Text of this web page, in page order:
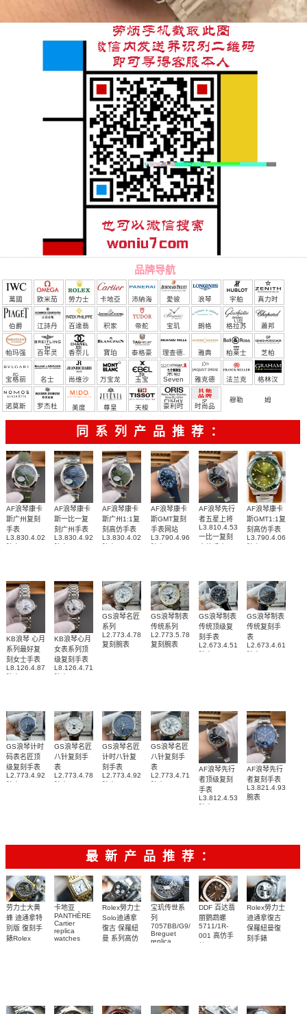
品牌导航
萬國 欧米茄 勞力士 卡地亞 沛納海 愛彼 浪琴 宇舶
（恒
宝）
真力时
伯爵 江詩丹
頓
百達翡
麗
积家 帝舵 宝玑 朗格 格拉苏
蒂
蕭邦
帕玛强
尼
百年灵 香奈儿 寶珀 泰格豪
雅
理查德.
米勒
雅典 柏莱士 芝柏
宝格丽 名士 尚维沙 万宝龙 玉宝 Seven
Friday
雅克德
罗
法兰克
穆勒
格林汉
姆
诺莫斯
罗杰杜 美度 尊皇 天梭 豪利时 时尚品
牌/原单
同系列产品推荐：
AF浪琴康卡
斯广州复刻
手表
L3.830.4.02.9
AF浪琴康卡
斯一比一复
刻广州手表
L3.830.4.92.6
AF浪琴康卡
斯广州1:1复
刻高仿手表
L3.830.4.02.6
AF浪琴康卡
斯GMT复刻
手表网站
L3.790.4.96.9
AF浪琴先行
者五星上将
L3.810.4.53.0
一比一复刻
AF浪琴康卡
斯GMT1:1复
刻高仿手表
L3.790.4.06.6
KB浪琴 心月
系列最好复
刻女士手表
L8.126.4.87.6
KB浪琴心月
女表系列顶
级复刻手表
L8.126.4.71.6
GS浪琴名匠
系列
L2.773.4.78.6
复刻腕表
GS浪琴制表
传统系列
L2.773.5.78.7
复刻腕表
GS浪琴制表
传统顶级复
刻手表
L2.673.4.51.7
GS浪琴制表
传统复刻手
表
L2.673.4.61.2
GS浪琴计时
码表名匠顶
级复刻手表
L2.773.4.92.6
GS浪琴名匠
八针复刻手
表
L2.773.4.78.3
GS浪琴名匠
计时八针复
刻手表
L2.773.4.92.0
GS浪琴名匠
八针复刻手
表
L2.773.4.71.2
AF浪琴先行
者顶级复刻
手表
L3.812.4.53.2
AF浪琴先行
者复刻手表
L3.821.4.93.6
腕表
最新产品推荐：
劳力士大黄
蜂 迪通拿特
别版 復刻手
錶Rolex
卡地亚
PANTHÈRE
Cartier
replica
watches
Rolex勞力士
Solo迪通拿
復古 保羅紐
曼 系列高仿
宝玑传世系
列
7057BB/G9/9W6
Breguet
replica
DDF 百达翡
丽鹦鹉螺
5711/1R-
001 高仿手
Rolex勞力士
迪通拿復古
保羅紐曼復
刻手錶